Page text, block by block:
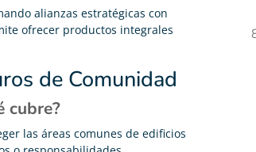
alianzas estratégicas con
ofrecer productos integrales
de Comunidad
cubre?
las áreas comunes de edificios